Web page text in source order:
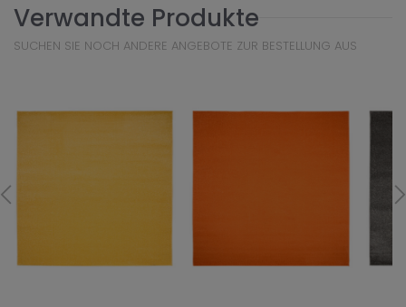
Verwandte Produkte
SUCHEN SIE NOCH ANDERE ANGEBOTE ZUR BESTELLUNG AUS